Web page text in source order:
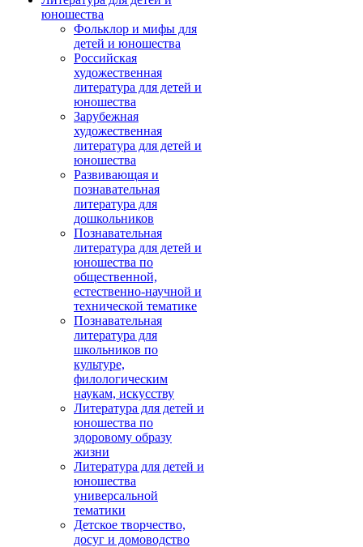
юношества
Фольклор и мифы для
детей и юношества
Российская
художественная
литература для детей и
юношества
Зарубежная
художественная
литература для детей и
юношества
Развивающая и
познавательная
литература для
дошкольников
Познавательная
литература для детей и
юношества по
общественной,
естественно-научной и
технической тематике
Познавательная
литература для
школьников по
культуре,
филологическим
наукам, искусству
Литература для детей и
юношества по
здоровому образу
жизни
Литература для детей и
юношества
универсальной
тематики
Детское творчество,
досуг и домоводство